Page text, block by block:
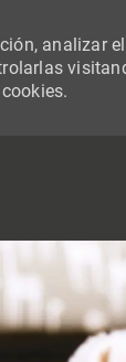
analizar